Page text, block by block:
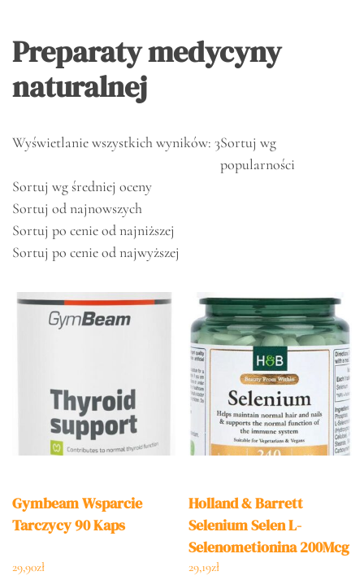
Preparaty medycyny
naturalnej
Wyświetlanie wszystkich wyników: 3Sortuj wg
popularności
Sortuj wg średniej oceny
Sortuj od najnowszych
Sortuj po cenie od najniższej
Sortuj po cenie od najwyższej
Gymbeam Wsparcie
Tarczycy 90 Kaps
29,90zł
Holland & Barrett
Selenium Selen L-
Selenometionina 200Mcg
240tabl.
29,19zł